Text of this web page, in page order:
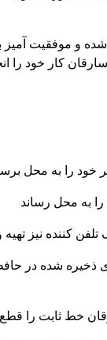
موفقیت آمیز
کار خود را
را به محل
به محل رساند
کننده نیز تهیه
ذخیره شده در
خط ثابت را